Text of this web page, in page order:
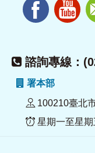
諮詢專線：
署本部
100210臺北
星期一至星期